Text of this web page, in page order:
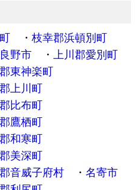
枝幸郡浜頓別町
野市
上川郡愛別町
東神楽町
上川町
比布町
鷹栖町
和寒町
美深町
音威子府村
名寄市